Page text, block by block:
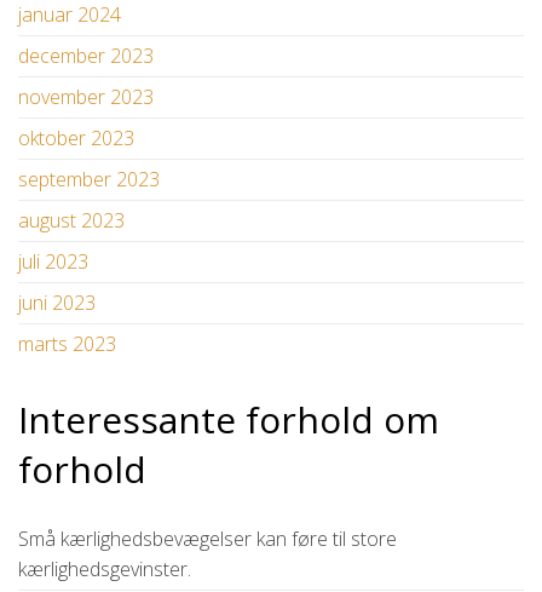
januar 2024
december 2023
november 2023
oktober 2023
september 2023
august 2023
juli 2023
juni 2023
marts 2023
Interessante forhold om
forhold
Små kærlighedsbevægelser kan føre til store
kærlighedsgevinster.